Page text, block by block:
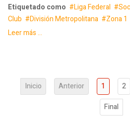
Etiquetado como
Liga Federal
Club
División Metropolitana
Zona 1
Leer más ...
Inicio Anterior 1 2
Final